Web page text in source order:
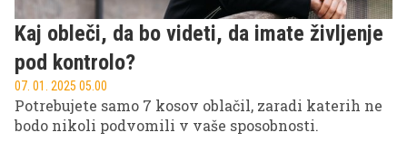
Kaj obleči, da bo videti, da imate življenje
pod kontrolo?
07. 01. 2025 05.00
Potrebujete samo 7 kosov oblačil, zaradi katerih ne
bodo nikoli podvomili v vaše sposobnosti.